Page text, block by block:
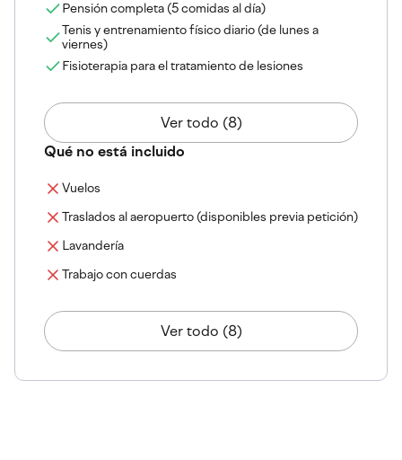
Pensión completa (5 comidas al día)
Tenis y entrenamiento físico diario (de lunes a
viernes)
Fisioterapia para el tratamiento de lesiones
Ver todo (8)
Qué no está incluido
Vuelos
Traslados al aeropuerto (disponibles previa petición)
Lavandería
Trabajo con cuerdas
Ver todo (8)